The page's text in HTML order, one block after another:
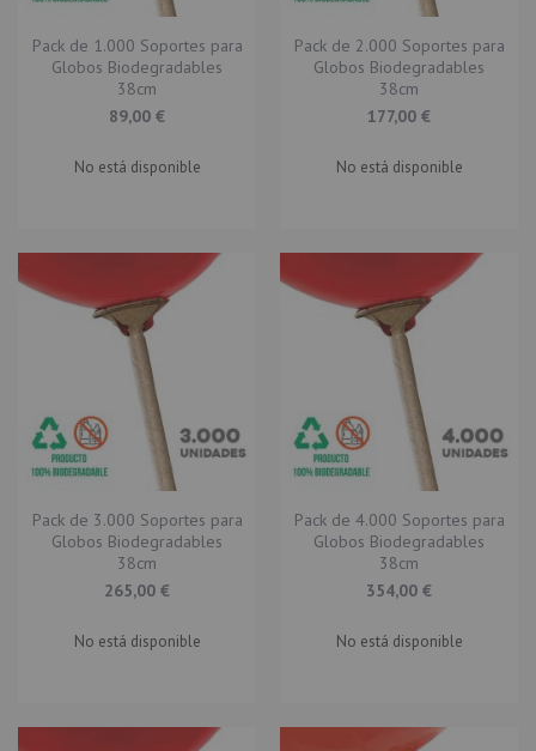
Pack de 1.000 Soportes para
Globos Biodegradables
38cm
89,00 €
No está disponible
Pack de 2.000 Soportes para
Globos Biodegradables
38cm
177,00 €
No está disponible
Pack de 3.000 Soportes para
Globos Biodegradables
38cm
265,00 €
No está disponible
Pack de 4.000 Soportes para
Globos Biodegradables
38cm
354,00 €
No está disponible